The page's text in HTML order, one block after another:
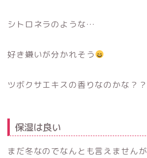
シトロネラのような…
好き嫌いが分かれそう
ツボクサエキスの香りなのかな？？
保湿は良い
まだ冬なのでなんとも言えませんが